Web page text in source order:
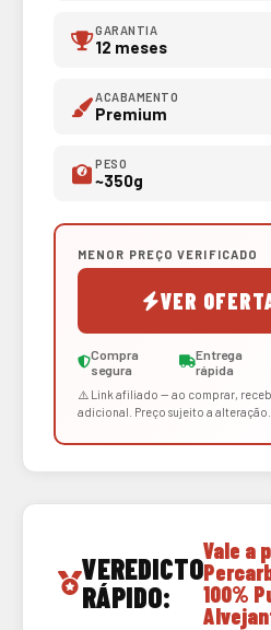
GARANTIA
12 meses
ACABAMENTO
Premium
PESO
~350g
MENOR PREÇO VERIFICADO
VER
Compra
segura
Entrega
rápida
⚠️ Link afiliado — ao comprar,
adicional. Preço sujeito a alteração.
VEREDICTO
RÁPIDO:
Vale a
100%